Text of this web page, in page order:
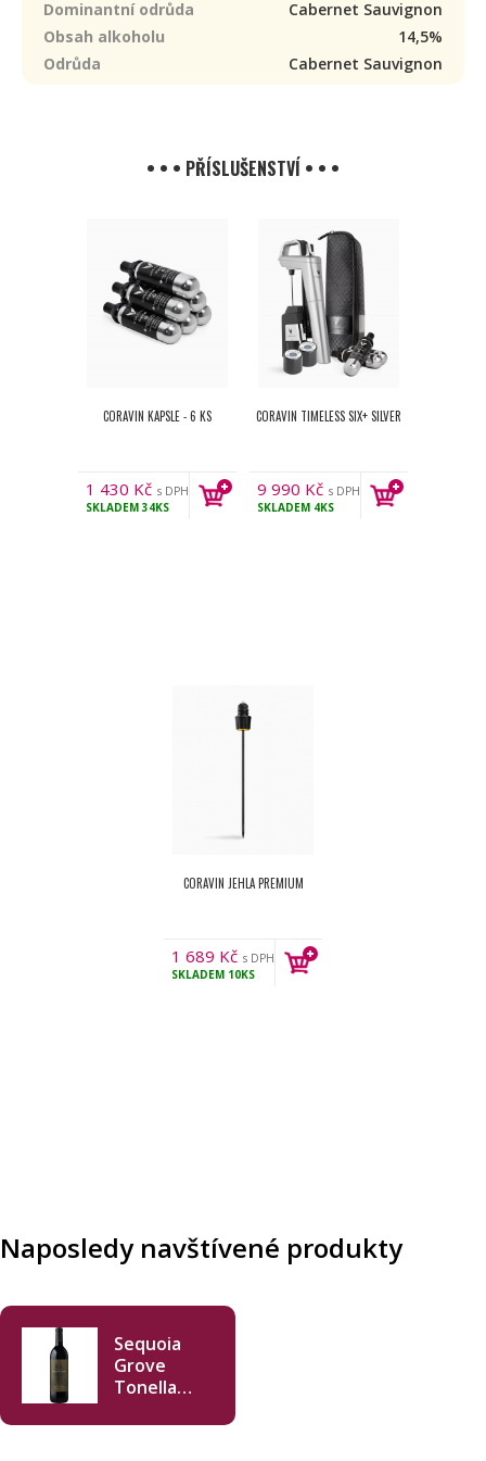
Dominantní odrůda
Cabernet Sauvignon
Obsah alkoholu
14,5%
Odrůda
Cabernet Sauvignon
• • • PŘÍSLUŠENSTVÍ • • •
CORAVIN KAPSLE - 6 KS
1 430 Kč s DPH
SKLADEM34KS
CORAVIN TIMELESS SIX+ SILVER
9 990 Kč s DPH
SKLADEM 4KS
CORAVIN JEHLA PREMIUM
1 689 Kč s DPH
SKLADEM 10KS
Naposledy navštívené produkty
Sequoia
Grove
Tonella
Cabernet